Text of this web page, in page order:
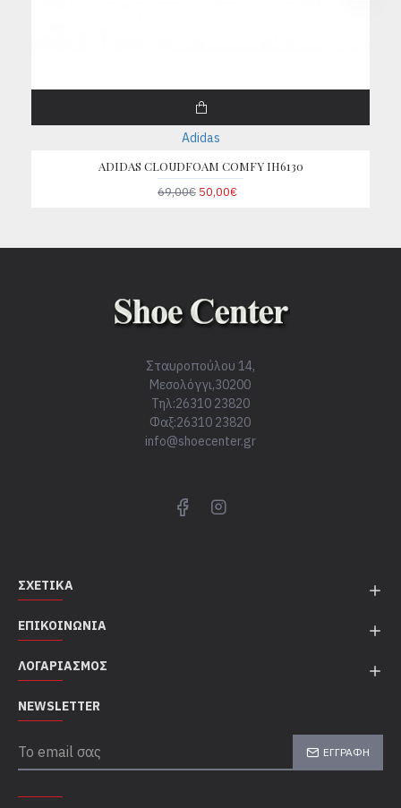
Adidas
ADIDAS CLOUDFOAM COMFY IH6130
69,00€ 50,00€
Σταυροπούλου 14,
Μεσολόγγι,30200
Τηλ:26310 23820
Φαξ:26310 23820
info@shoecenter.gr
ΣΧΕΤΙΚΆ
ΕΠΙΚΟΙΝΩΝΊΑ
ΛΟΓΑΡΙΑΣΜΌΣ
NEWSLETTER
ΕΓΓΡΑΦΉ